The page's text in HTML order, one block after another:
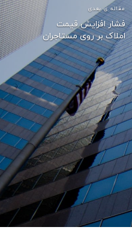
مقاله ی بعدی
فشار افزایش قیمت
املاک بر روی مستاجران